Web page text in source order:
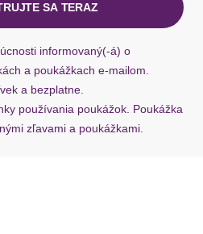
SA TERAZ
informovaný(-á) o
a poukážkach e-mailom.
a bezplatne.
používania poukážok. Poukážka
zľavami a poukážkami.